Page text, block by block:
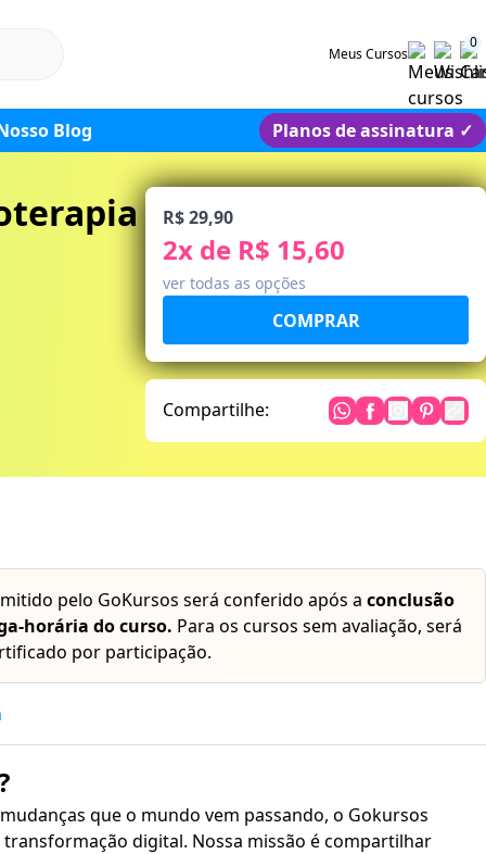
Meus Cursos
0
Blog Planos de assinatura ✓
R$ 29,90
2x de R$ 15,60
ver todas as opções
Compartilhe:
pelo GoKursos será conferido após a conclusão
horária do curso. Para os cursos sem avaliação, será
por participação.
que o mundo vem passando, o Gokursos
digital. Nossa missão é compartilhar